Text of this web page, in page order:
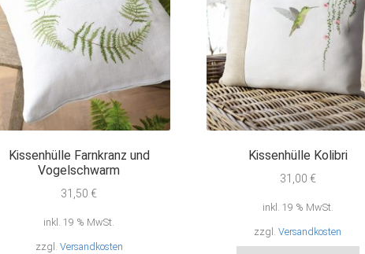
Kissenhülle Farnkranz und
Vogelschwarm
31,50 €
inkl. 19 % MwSt.
zzgl. Versandkosten
Kissenhülle Kolibri
31,00 €
inkl. 19 % MwSt.
zzgl.Versandkosten